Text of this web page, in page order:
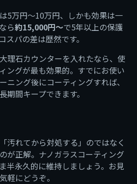
5万円〜10万円、しかも効果は一
ら約15,000円〜で5年以上の保護
スパの差は歴然です。
理石カウンターを入れたなら、使
ングが最も効果的。すでにお使い
ニング後にコーティングすれば、
期間キープできます。
汚れてから対処する」のではなく
が正解。ナノガラスコーティング
半永久的に維持しましょう。お見
軽にどうぞ。